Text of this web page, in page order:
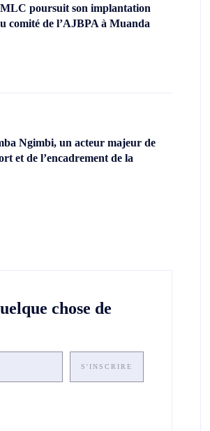
poursuit son implantation
comité de l’AJBPA à Muanda
Ngimbi, un acteur majeur de
et de l’encadrement de la
chose de
S'INSCRIRE